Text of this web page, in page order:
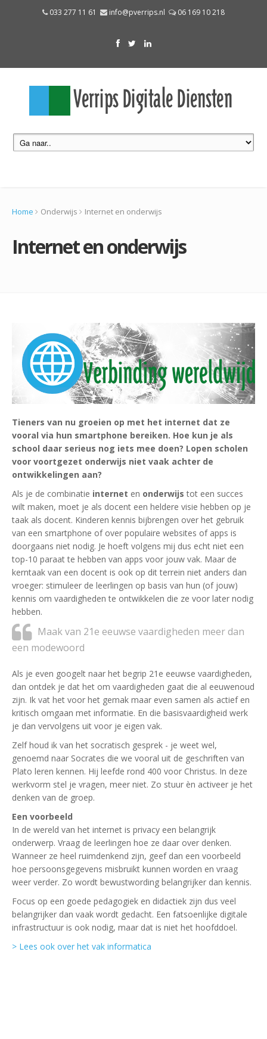
033 277 11 61 info@pverrips.nl 06 169 10 218
Home Onderwijs Internet en onderwijs
Internet en onderwijs
Tieners van nu groeien op met het internet dat ze
vooral via hun smartphone bereiken. Hoe kun je als
school daar serieus nog iets mee doen? Lopen scholen
voor voortgezet onderwijs niet vaak achter de
ontwikkelingen aan?
Als je de combinatie internet en onderwijs tot een succes
wilt maken, moet je als docent een heldere visie hebben op je
taak als docent. Kinderen kennis bijbrengen over het gebruik
van een smartphone of over populaire websites of apps is
doorgaans niet nodig. Je hoeft volgens mij dus echt niet een
top-10 paraat te hebben van apps voor jouw vak. Maar de
kerntaak van een docent is ook op dit terrein niet anders dan
vroeger: stimuleer de leerlingen op basis van hun (of jouw)
kennis om vaardigheden te ontwikkelen die ze voor later nodig
hebben.
Maak van 21e eeuwse vaardigheden meer dan
een modewoord
Als je even googelt naar het begrip 21e eeuwse vaardigheden,
dan ontdek je dat het om vaardigheden gaat die al eeuwenoud
zijn. Ik vat het voor het gemak maar even samen als actief en
kritisch omgaan met informatie. En die basisvaardigheid werk
je dan vervolgens uit voor je eigen vak.
Zelf houd ik van het socratisch gesprek - je weet wel,
genoemd naar Socrates die we vooral uit de geschriften van
Plato leren kennen. Hij leefde rond 400 voor Christus. In deze
werkvorm stel je vragen, meer niet. Zo stuur èn activeer je het
denken van de groep.
Een voorbeeld
In de wereld van het internet is privacy een belangrijk
onderwerp. Vraag de leerlingen hoe ze daar over denken.
Wanneer ze heel ruimdenkend zijn, geef dan een voorbeeld
hoe persoonsgegevens misbruikt kunnen worden en vraag
weer verder. Zo wordt bewustwording belangrijker dan kennis.
Focus op een goede pedagogiek en didactiek zijn dus veel
belangrijker dan vaak wordt gedacht. Een fatsoenlijke digitale
infrastructuur is ook nodig, maar dat is niet het hoofddoel.
> Lees ook over het vak informatica